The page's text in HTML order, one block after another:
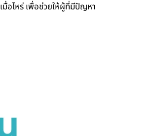
เมื่อไหร่ เพื่อช่วยให้ผู้ที่มีปัญหา